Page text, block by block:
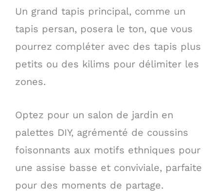
Un grand tapis principal, comme un
tapis persan, posera le ton, que vous
pourrez compléter avec des tapis plus
petits ou des kilims pour délimiter les
zones.
Optez pour un salon de jardin en
palettes DIY, agrémenté de coussins
foisonnants aux motifs ethniques pour
une assise basse et conviviale, parfaite
pour des moments de partage.